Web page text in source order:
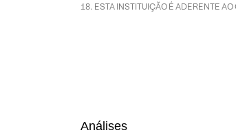
ESTA INSTITUIÇÃO É ADERENTE
Análises